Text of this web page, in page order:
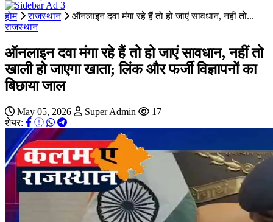
होम राजस्थान
ऑनलाइन दवा मंगा रहे हैं तो हो जाएं सावधान, नहीं तो...
राजस्थान
ऑनलाइन दवा मंगा रहे हैं तो हो जाएं सावधान, नहीं तो
खाली हो जाएगा खाता; ल‍िंक और फर्जी विज्ञापनों का
बिछाया जाल
May 05, 2026 Super Admin
17
शेयर: